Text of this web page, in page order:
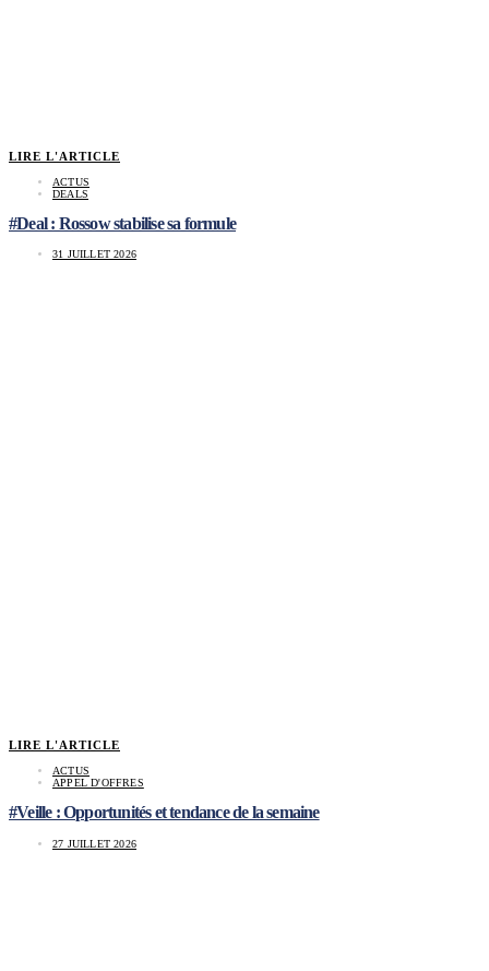
LIRE L'ARTICLE
ACTUS
DEALS
#Deal : Rossow stabilise sa formule
31 JUILLET 2026
LIRE L'ARTICLE
ACTUS
APPEL D'OFFRES
#Veille : Opportunités et tendance de la semaine
27 JUILLET 2026